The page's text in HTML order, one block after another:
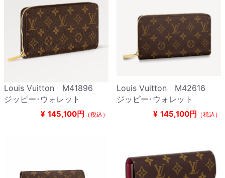
Louis Vuitton M41896
ジッピー･ウォレット
¥ 145,100円 （税込）
Louis Vuitton M42616
ジッピー･ウォレット
¥ 145,100円 （税込）